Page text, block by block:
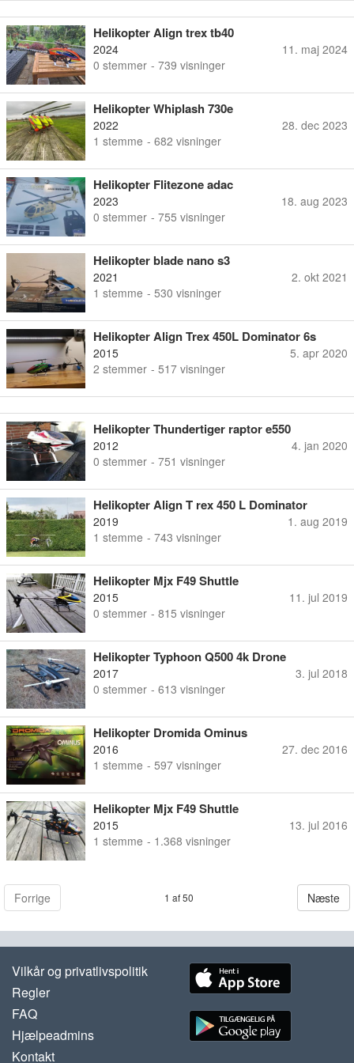
Helikopter Align trex tb40
2024
0 stemmer - 739 visninger
11. maj 2024
Helikopter Whiplash 730e
2022
1 stemme - 682 visninger
28. dec 2023
Helikopter Flitezone adac
2023
0 stemmer - 755 visninger
18. aug 2023
Helikopter blade nano s3
2021
1 stemme - 530 visninger
2. okt 2021
Helikopter Align Trex 450L Dominator 6s
2015
2 stemmer - 517 visninger
5. apr 2020
Helikopter Thundertiger raptor e550
2012
0 stemmer - 751 visninger
4. jan 2020
Helikopter Align T rex 450 L Dominator
2019
1 stemme - 743 visninger
1. aug 2019
Helikopter Mjx F49 Shuttle
2015
0 stemmer - 815 visninger
11. jul 2019
Helikopter Typhoon Q500 4k Drone
2017
0 stemmer - 613 visninger
3. jul 2018
Helikopter Dromida Ominus
2016
1 stemme - 597 visninger
27. dec 2016
Helikopter Mjx F49 Shuttle
2015
1 stemme - 1.368 visninger
13. jul 2016
Forrige 1 af 50 Næste
Vilkår og privatlivspolitik
Regler
FAQ
Hjælpeadmins
Kontakt